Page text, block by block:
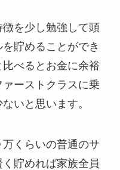
を少し勉強して頭
貯めることができ
べるとお金に余裕
ーストクラスに乗
いと思います。
くらいの普通のサ
貯めれば家族全員